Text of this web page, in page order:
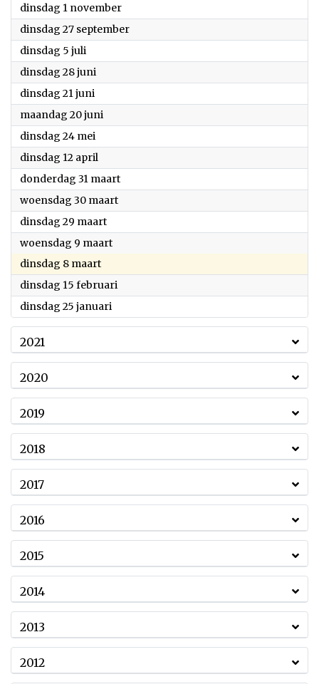
dinsdag 1 november2022
dinsdag 27 september2022
dinsdag 5 juli
dinsdag 28 juni
dinsdag 21 juni
maandag 20 juni
dinsdag 24 mei
dinsdag 12 april
donderdag 31 maart2022
woensdag 30 maart2022
dinsdag 29 maart2022
woensdag 9 maart2022
dinsdag 8 maart2022
dinsdag 15 februari
dinsdag 25 januari
2021
2020
2019
2018
2017
2016
2015
2014
2013
2012